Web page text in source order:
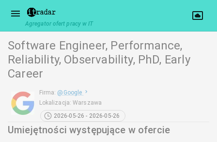
Agregator ofert pracy w IT
Software Engineer, Performance,
Reliability, Observability, PhD, Early
Career
Firma: @ Google
Lokalizacja:Warszawa
2026-05-26 - 2026-05-26
Umiejętności występujące w ofercie